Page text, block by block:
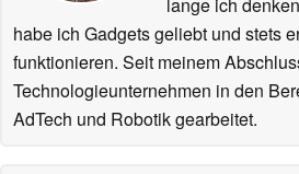
habe ich Gadgets geliebt und stets
funktionieren. Seit meinem
Technologieunternehmen in den
AdTech und Robotik gearbeitet.